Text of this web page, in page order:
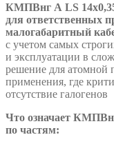
КМПВнг А LS
для ответственных
малогабаритный
с учетом самых
и эксплуатации в
решение для атомной
применения, где
отсутствие галогенов
Что означает
по частям: